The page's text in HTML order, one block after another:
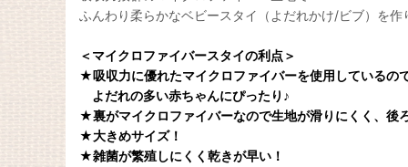
ふんわり柔らかなベビースタイ（よだれかけ/ビブ）を作
＜マイクロファイバースタイの利点＞
★吸収力に優れたマイクロファイバーを使用しているの
よだれの多い赤ちゃんにぴったり♪
★裏がマイクロファイバーなので生地が滑りにくく、後
★大きめサイズ！
★雑菌が繁殖しにくく乾きが早い！